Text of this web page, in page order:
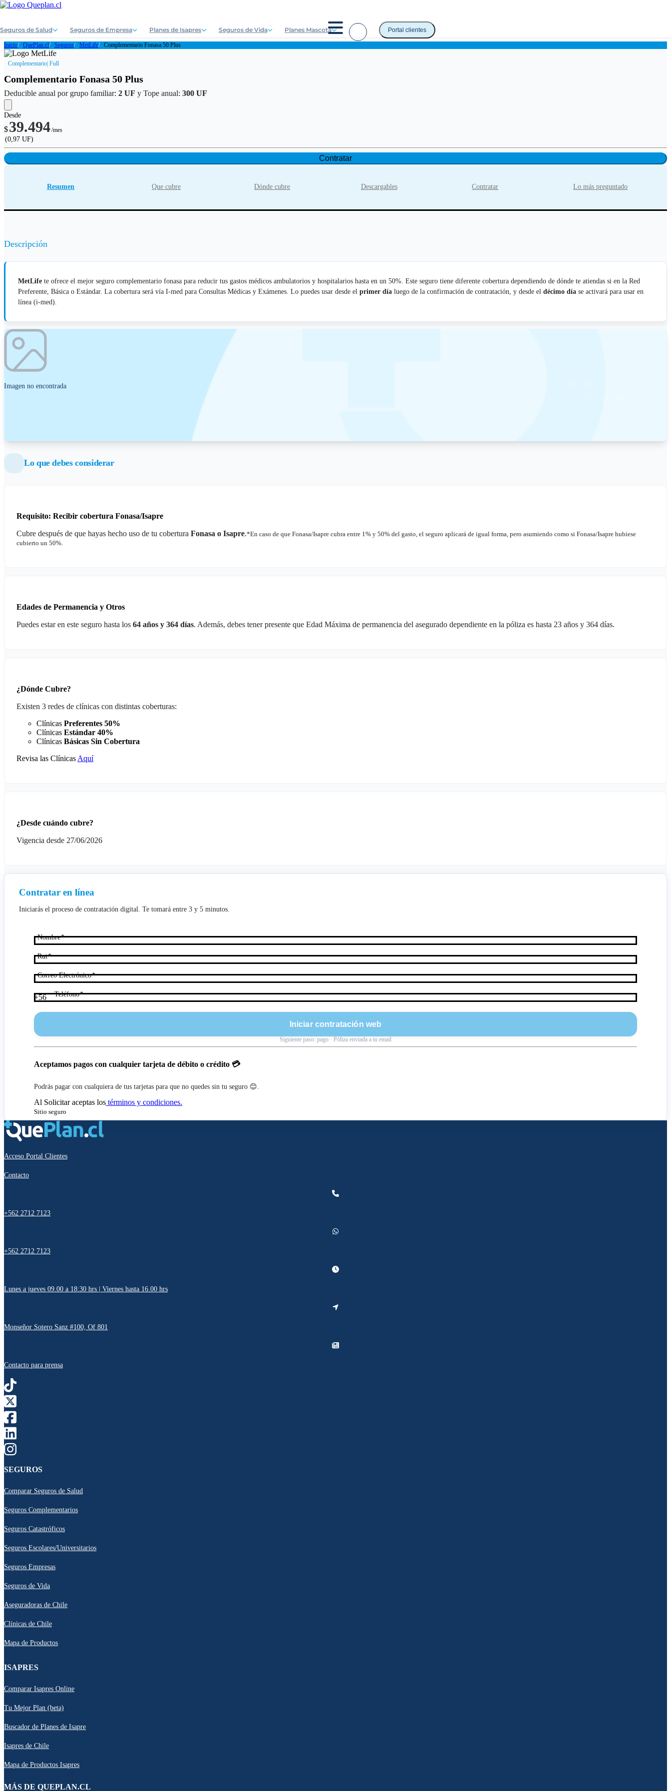
Seguros de Salud Seguros de Empresa Planes de Isapres Seguros de Vida Planes Mascota Portal clientes
Inicio QuePlan.cl Seguros MetLife Complementario Fonasa 50 Plus
Complementario | Full
Complementario Fonasa 50 Plus
Deducible anual por grupo familiar: 2 UF y Tope anual: 300 UF
Desde
$39.494/mes
(0,97 UF)
Contratar
Resumen Que cubre Dónde cubre Descargables Contratar Lo más preguntado
Descripción
MetLife te ofrece el mejor seguro complementario fonasa para reducir tus gastos médicos ambulatorios y hospitalarios hasta en un 50%. Este seguro tiene diferente cobertura dependiendo de dónde te atiendas si en la Red
Preferente, Básica o Estándar. La cobertura será vía I-med para Consultas Médicas y Exámenes. Lo puedes usar desde el primer día luego de la confirmación de contratación, y desde el décimo día se activará para usar en
línea (i-med).
Imagen no encontrada
Lo que debes considerar
Requisito: Recibir cobertura Fonasa/Isapre
Cubre después de que hayas hecho uso de tu cobertura Fonasa o Isapre.*En caso de que Fonasa/Isapre cubra entre 1% y 50% del gasto, el seguro aplicará de igual forma, pero asumiendo como si Fonasa/Isapre hubiese
cubierto un 50%.
Edades de Permanencia y Otros
Puedes estar en este seguro hasta los 64 años y 364 días. Además, debes tener presente que Edad Máxima de permanencia del asegurado dependiente en la póliza es hasta 23 años y 364 días.
¿Dónde Cubre?
Existen 3 redes de clínicas con distintas coberturas:
Clínicas Preferentes 50%
Clínicas Estándar 40%
Clínicas Básicas Sin Cobertura
Revisa las Clínicas Aquí
¿Desde cuándo cubre?
Vigencia desde 27/06/2026
Contratar en línea
Iniciarás el proceso de contratación digital. Te tomará entre 3 y 5 minutos.
Nombre
Rut
Correo Electrónico
Teléfono
+56
Iniciar contratación web
Siguiente paso: pago · Póliza enviada a tu email
Aceptamos pagos con cualquier tarjeta de débito o crédito 💳
Podrás pagar con cualquiera de tus tarjetas para que no quedes sin tu seguro 😊.
Al Solicitaraceptas lostérminos y condiciones.
Sitio seguro
Acceso Portal Clientes
Contacto
+562 2712 7123
+562 2712 7123
Lunes a jueves 09.00 a 18:30 hrs | Viernes hasta 16.00 hrs
Monseñor Sotero Sanz #100, Of 801
Contacto para prensa
SEGUROS
Comparar Seguros de Salud
Seguros Complementarios
Seguros Catastróficos
Seguros Escolares/Universitarios
Seguros Empresas
Seguros de Vida
Aseguradoras de Chile
Clínicas de Chile
Mapa de Productos
ISAPRES
Comparar Isapres Online
Tu Mejor Plan (beta)
Buscador de Planes de Isapre
Isapres de Chile
Mapa de Productos Isapres
MÁS DE QUEPLAN.CL